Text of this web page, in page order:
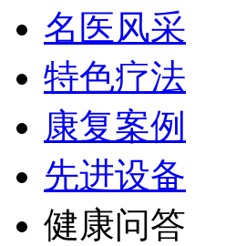
名医风采
特色疗法
康复案例
先进设备
健康问答